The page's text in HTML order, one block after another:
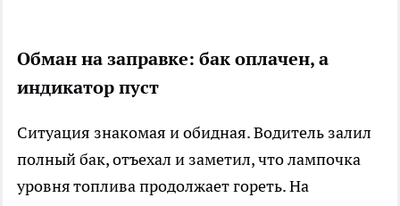
Обман на заправке: бак оплачен, а
индикатор пуст
Ситуация знакомая и обидная. Водитель залил
полный бак, отъехал и заметил, что лампочка
уровня топлива продолжает гореть. На